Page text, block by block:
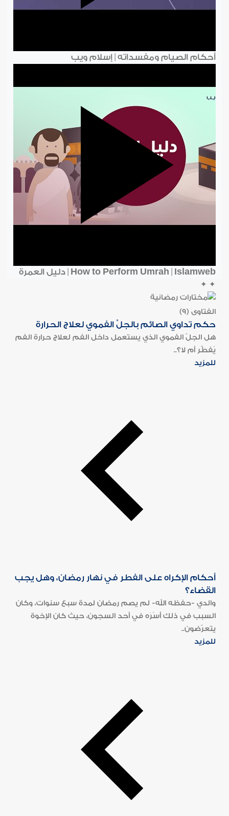
أحكام الصيام ومفسداته | إسلام ويب
How to Perform Umrah | Islamweb | دليل العمرة
✦
✦
الفتاوى (9)
حكم تداوي الصائم بالجلِّ الفموي لعلاج الحرارة
هل الجلّ الفموي الذي يستعمل داخل الفم لعلاج حرارة الفم
يُفطِّر أم لا؟..
للمزيد
أحكام الإكراه على الفطر في نهار رمضان، وهل يجب
القضاء؟
والدي -حفظه الله- لم يصم رمضان لمدة سبع سنوات، وكان
السبب في ذلك أَسْرَه في أحد السجون، حيث كان الإخوة
يتعرّضون..
للمزيد